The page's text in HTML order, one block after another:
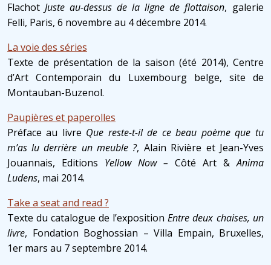
Flachot Juste au-dessus de la ligne de flottaison, galerie
Felli, Paris, 6 novembre au 4 décembre 2014.
La voie des séries
Texte de présentation de la saison (été 2014), Centre
d’Art Contemporain du Luxembourg belge, site de
Montauban-Buzenol.
Paupières et paperolles
Préface au livre Que reste-t-il de ce beau poème que tu
m’as lu derrière un meuble ?, Alain Rivière et Jean-Yves
Jouannais, Editions Yellow Now – Côté Art &Anima
Ludens, mai 2014.
Take a seat and read ?
Texte du catalogue de l’exposition Entre deux chaises, un
livre, Fondation Boghossian – Villa Empain, Bruxelles,
1er mars au 7 septembre 2014.